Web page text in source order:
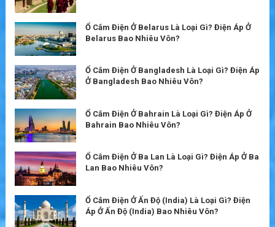
Ổ Cắm Điện Ở Belarus Là Loại Gì? Điện Áp Ở
Belarus Bao Nhiêu Vôn?
Ổ Cắm Điện Ở Bangladesh Là Loại Gì? Điện Áp
Ở Bangladesh Bao Nhiêu Vôn?
Ổ Cắm Điện Ở Bahrain Là Loại Gì? Điện Áp Ở
Bahrain Bao Nhiêu Vôn?
Ổ Cắm Điện Ở Ba Lan Là Loại Gì? Điện Áp Ở Ba
Lan Bao Nhiêu Vôn?
Ổ Cắm Điện Ở Ấn Độ (India) Là Loại Gì? Điện
Áp Ở Ấn Độ (India) Bao Nhiêu Vôn?